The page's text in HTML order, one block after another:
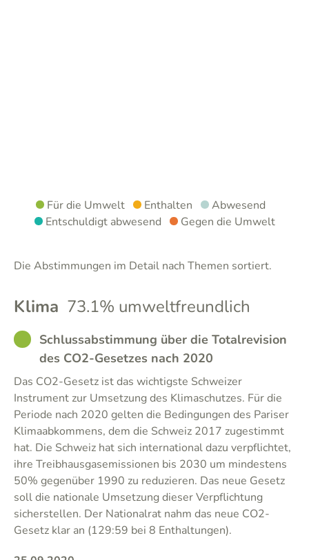
Für die Umwelt Enthalten
Abwesend
Entschuldigt abwesend
Gegen die Umwelt
Die Abstimmungen im Detail nach Themen sortiert.
Klima 73.1% umweltfreundlich
GOODSchlussabstimmung über die Totalrevision
des CO2-Gesetzes nach 2020
Das CO2-Gesetz ist das wichtigste Schweizer
Instrument zur Umsetzung des Klimaschutzes. Für die
Periode nach 2020 gelten die Bedingungen des Pariser
Klimaabkommens, dem die Schweiz 2017 zugestimmt
hat. Die Schweiz hat sich international dazu verpflichtet,
ihre Treibhausgasemissionen bis 2030 um mindestens
50% gegenüber 1990 zu reduzieren. Das neue Gesetz
soll die nationale Umsetzung dieser Verpflichtung
sicherstellen. Der Nationalrat nahm das neue CO2-
Gesetz klar an (129:59 bei 8 Enthaltungen).